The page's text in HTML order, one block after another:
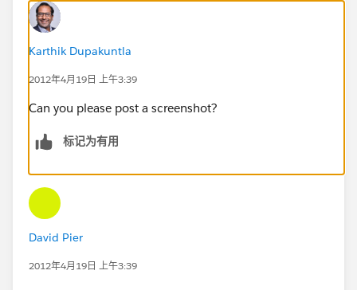
Karthik Dupakuntla
2012年4月19日 上午3:39
Can you please post a screenshot?
标记为有用
David Pier
2012年4月19日 上午3:39